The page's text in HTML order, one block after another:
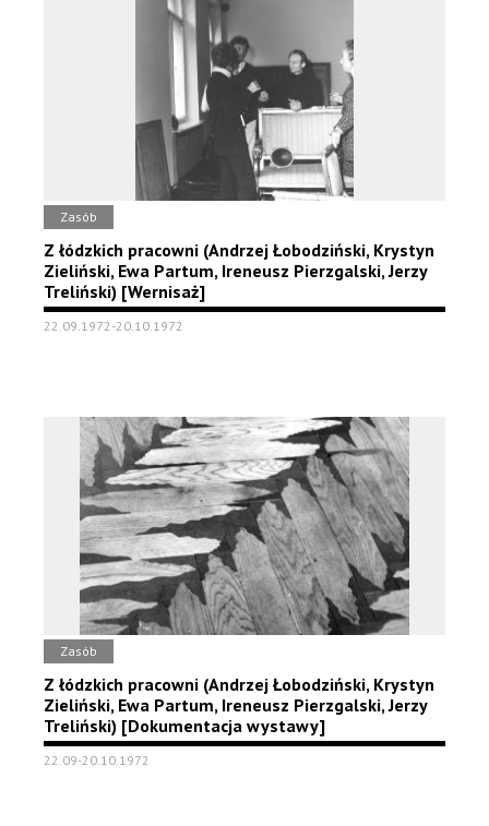
Zasób
Z łódzkich pracowni (Andrzej Łobodziński, Krystyn
Zieliński, Ewa Partum, Ireneusz Pierzgalski, Jerzy
Treliński) [Wernisaż]
22.09.1972-20.10.1972
Zasób
Z łódzkich pracowni (Andrzej Łobodziński, Krystyn
Zieliński, Ewa Partum, Ireneusz Pierzgalski, Jerzy
Treliński) [Dokumentacja wystawy]
22.09-20.10.1972